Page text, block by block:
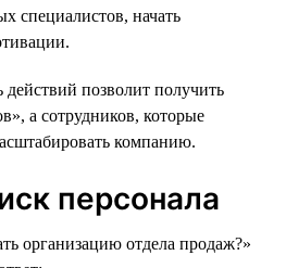
специалистов, начать
действий позволит получить
а сотрудников, которые
компанию.
персонала
организацию отдела продаж?»